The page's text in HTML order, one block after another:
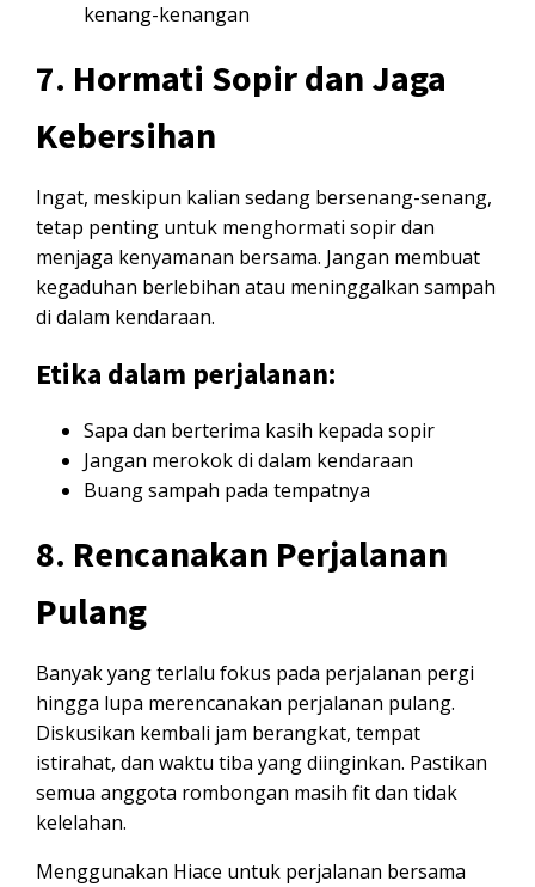
kenang-kenangan
7. Hormati Sopir dan Jaga
Kebersihan
Ingat, meskipun kalian sedang bersenang-senang,
tetap penting untuk menghormati sopir dan
menjaga kenyamanan bersama. Jangan membuat
kegaduhan berlebihan atau meninggalkan sampah
di dalam kendaraan.
Etika dalam perjalanan:
Sapa dan berterima kasih kepada sopir
Jangan merokok di dalam kendaraan
Buang sampah pada tempatnya
8. Rencanakan Perjalanan
Pulang
Banyak yang terlalu fokus pada perjalanan pergi
hingga lupa merencanakan perjalanan pulang.
Diskusikan kembali jam berangkat, tempat
istirahat, dan waktu tiba yang diinginkan. Pastikan
semua anggota rombongan masih fit dan tidak
kelelahan.
Menggunakan Hiace untuk perjalanan bersama